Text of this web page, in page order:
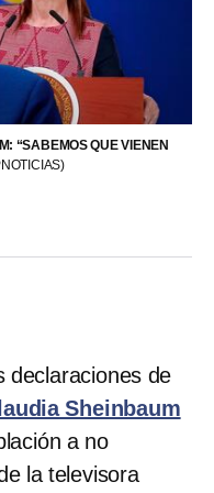
“SABEMOS QUE VIENEN
declaraciones de
Sheinbaum
a no
la televisora